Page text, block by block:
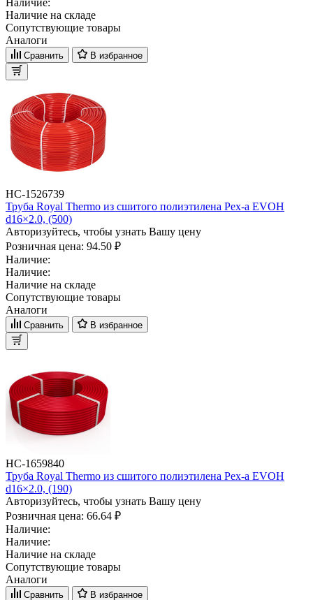
Наличие на складе
Сопутствующие товары
Аналоги
Сравнить В избранное
НС-1526739
Труба Royal Thermo из сшитого полиэтилена Pex-a EVOH
d16×2.0, (500)
Авторизуйтесь, чтобы узнать Вашу цену
Розничная цена: 94.50 ₽
Наличие:
Наличие:
Наличие на складе
Сопутствующие товары
Аналоги
Сравнить В избранное
НС-1659840
Труба Royal Thermo из сшитого полиэтилена Pex-a EVOH
d16×2.0, (190)
Авторизуйтесь, чтобы узнать Вашу цену
Розничная цена: 66.64 ₽
Наличие:
Наличие:
Наличие на складе
Сопутствующие товары
Аналоги
Сравнить В избранное